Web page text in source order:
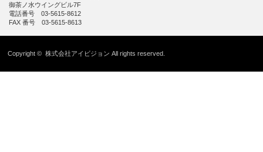
御茶ノ水ウイングビル7F
電話番号 03-5615-8612
FAX 番号 03-5615-8613
Copyright ©株式会社アイビジョン All rights reserved.